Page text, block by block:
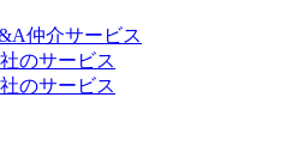
仲介サービス
のサービス
のサービス